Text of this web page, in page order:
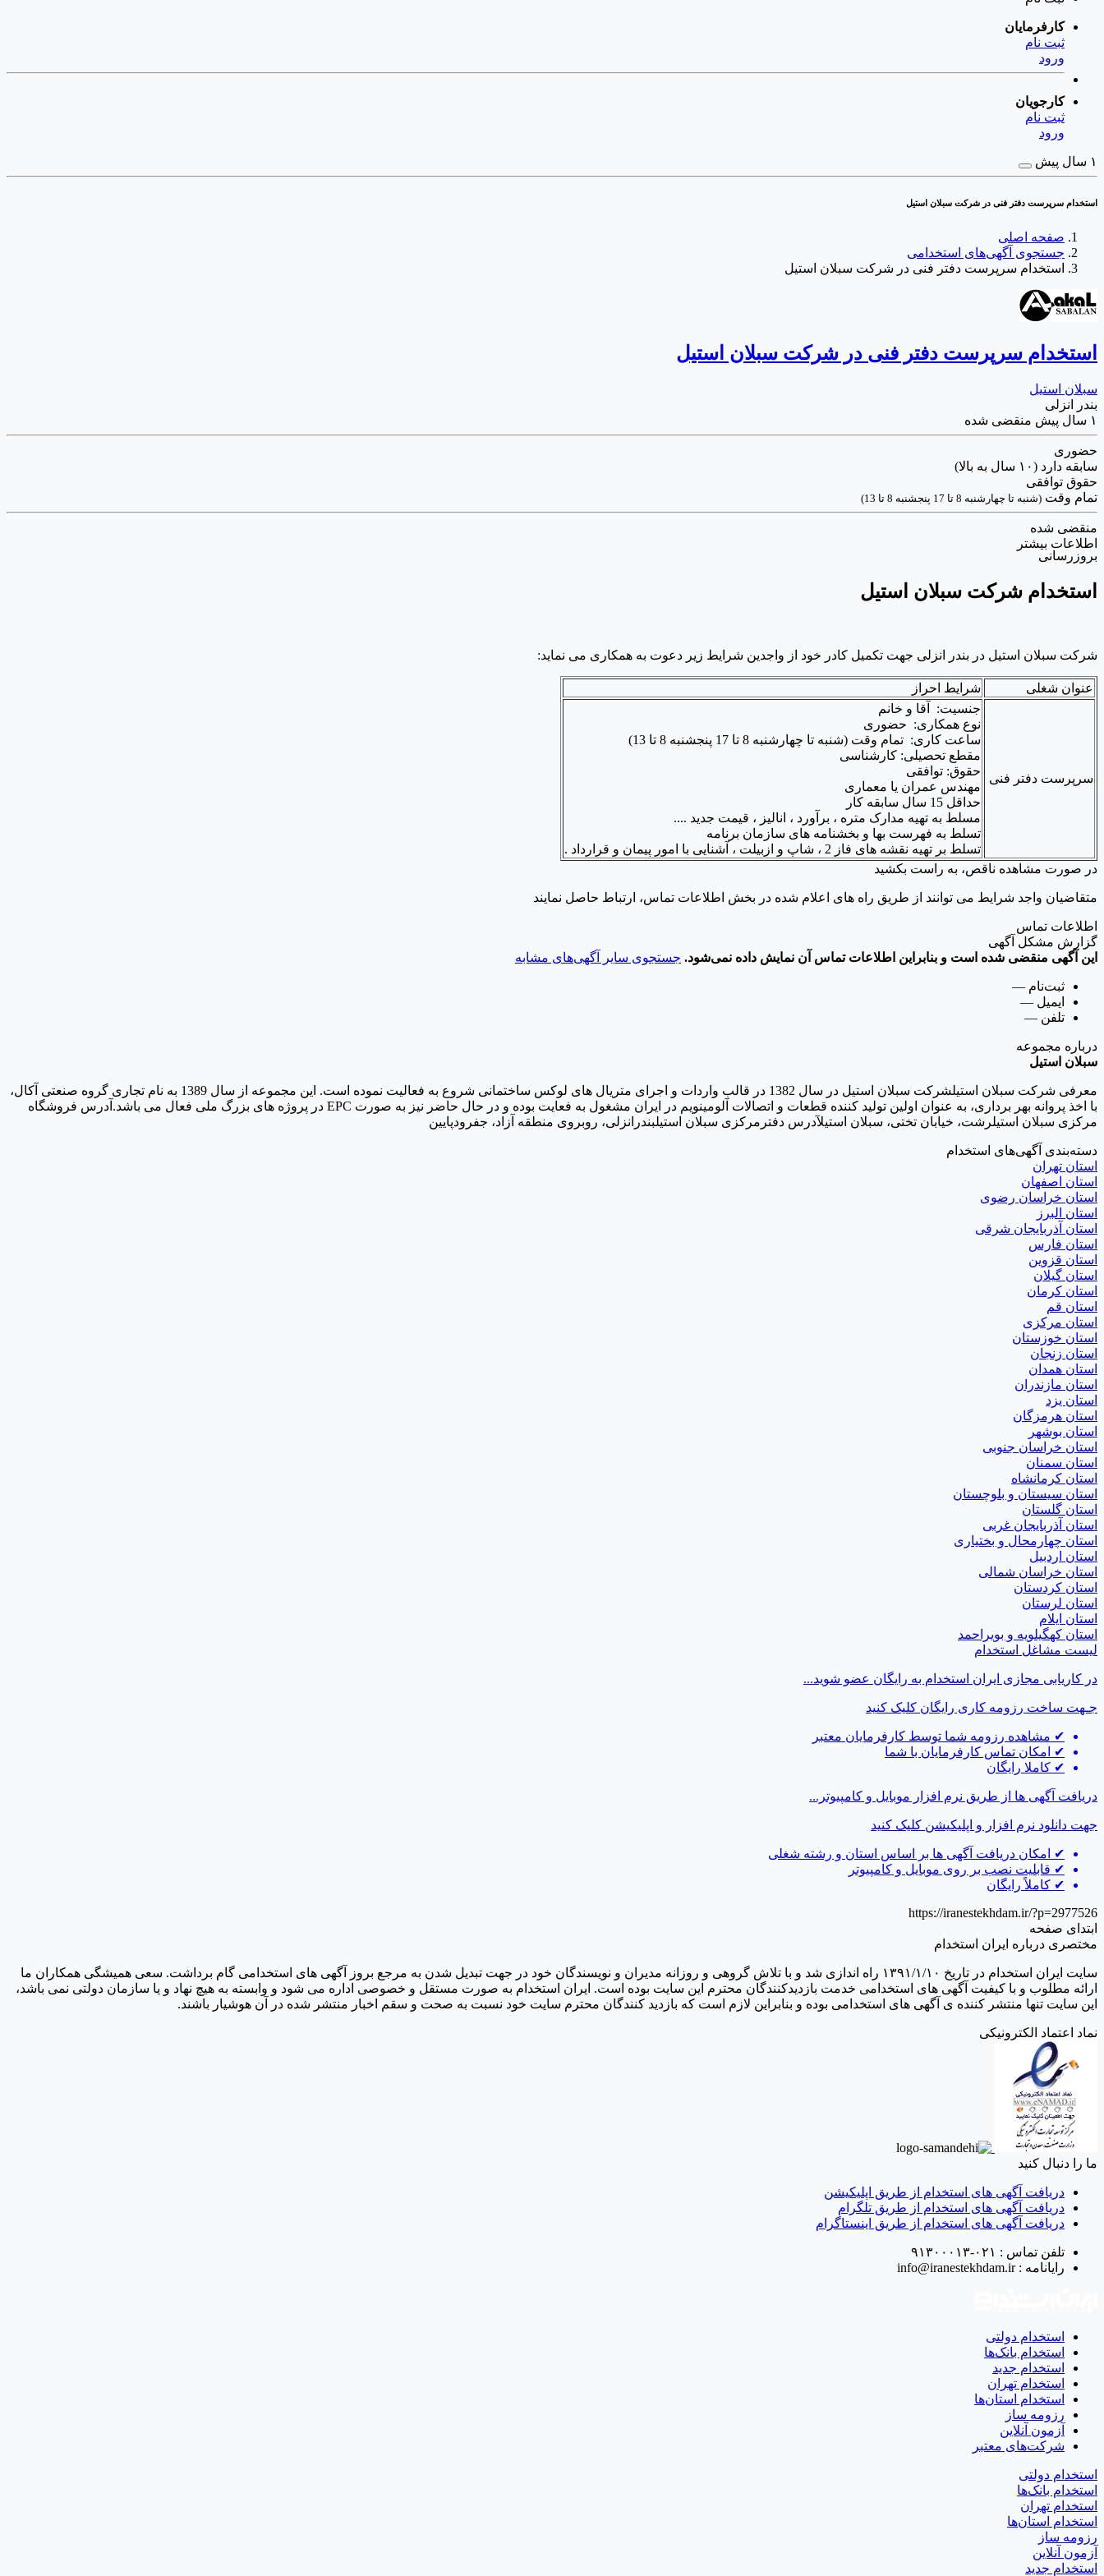
کارفرمایان
ثبت نام
ورود
کارجویان
ثبت نام
ورود
۱ سال پیش
استخدام سرپرست دفتر فنی در شرکت سبلان استیل
صفحه اصلی
جستجوی آگهی‌های استخدامی
استخدام سرپرست دفتر فنی در شرکت سبلان استیل
استخدام سرپرست دفتر فنی در شرکت سبلان استیل
سبلان استیل
بندر انزلی
۱ سال پیش
منقضی شده
حضوری
سابقه دارد (۱۰ سال به بالا)
حقوق توافقی
تمام وقت (شنبه تا چهارشنبه 8 تا 17 پنجشنبه 8 تا 13)
منقضی شده
اطلاعات بیشتر
بروزرسانی
استخدام شرکت سبلان استیل
شرکت سبلان استیل در بندر انزلی جهت تکمیل کادر خود از واجدین شرایط زیر دعوت به همکاری می نماید:
عنوان شغلی شرایط احراز
سرپرست دفتر فنی
جنسیت: آقا و خانم
نوع همکاری: حضوری
ساعت کاری: تمام وقت (شنبه تا چهارشنبه 8 تا 17 پنجشنبه 8 تا 13)
مقطع تحصیلی: کارشناسی
حقوق: توافقی
مهندس عمران یا معماری
حداقل 15 سال سابقه کار
مسلط به تهیه مدارک متره ، برآورد ، انالیز ، قیمت جدید ....
تسلط به فهرست بها و بخشنامه های سازمان برنامه
تسلط بر تهیه نقشه های فاز 2 ، شاپ و ازبیلت ، آشنایی با امور پیمان و قرارداد .
در صورت مشاهده ناقص، به راست بکشید
متقاضیان واجد شرایط می توانند از طریق راه های اعلام شده در بخش اطلاعات تماس، ارتباط حاصل نمایند
اطلاعات تماس
گزارش مشکل آگهی
این آگهی منقضی شده است و بنابراین اطلاعات تماس آن نمایش داده نمی‌شود. جستجوی سایر آگهی‌های مشابه
ثبت‌نام —
ایمیل —
تلفن —
درباره مجموعه
سبلان استیل
معرفی شرکت سبلان استیلشرکت سبلان استیل در سال 1382 در قالب واردات و اجرای متریال های لوکس ساختمانی شروع به فعالیت نموده است. این مجموعه از سال 1389 به نام تجاری گروه صنعتی آکال،
با اخذ پروانه بهر برداری، به عنوان اولین تولید کننده قطعات و اتصالات آلومینویم در ایران مشغول به فعایت بوده و در حال حاضر نیز به صورت EPC در پروژه های بزرگ ملی فعال می باشد.آدرس فروشگاه
مرکزی سبلان استیلرشت، خیابان تختی، سبلان استیلآدرس دفترمرکزی سبلان استیلبندرانزلی، روبروی منطقه آزاد، جفرودپایین
دسته‌بندی آگهی‌های استخدام
استان تهران
استان اصفهان
استان خراسان رضوی
استان البرز
استان آذربایجان شرقی
استان فارس
استان قزوین
استان گیلان
استان کرمان
استان قم
استان مرکزی
استان خوزستان
استان زنجان
استان همدان
استان مازندران
استان یزد
استان هرمزگان
استان بوشهر
استان خراسان جنوبی
استان سمنان
استان کرمانشاه
استان سیستان و بلوچستان
استان گلستان
استان آذربایجان غربی
استان چهارمحال و بختیاری
استان اردبیل
استان خراسان شمالی
استان کردستان
استان لرستان
استان ایلام
استان کهگیلویه و بویراحمد
لیست مشاغل استخدام
در کاریابی مجازی ایران استخدام به رایگان عضو شوید...
جـهت ساخت رزومه کاری رایگان کلیک کنید
✔ مشاهده رزومه شما توسط کارفرمایان معتبر
✔
امکان تماس کارفرمایان با شما
✔ کاملا رایگان
دریافت آگهی ها از طریق نرم افزار موبایل و کامپیوتر...
جهت دانلود نرم افزار و اپلیکیشن کلیک کنید
✔
امکان دریافت آگهی ها بر اساس استان و رشته شغلی
✔ قابلیت نصب بر روی موبایل و کامپیوتر
✔ کاملاً رایگان
https://iranestekhdam.ir/?p=2977526
ابتدای صفحه
مختصری درباره ایران استخدام
سایت ایران استخدام در تاریخ ۱۳۹۱/۱/۱۰ راه اندازی شد و با تلاش گروهی و روزانه مدیران و نویسندگان خود در جهت تبدیل شدن به مرجع بروز آگهی های استخدامی گام برداشت. سعی همیشگی همکاران ما
ارائه مطلوب و با کیفیت آگهی های استخدامی خدمت بازدیدکنندگان محترم این سایت بوده است. ایران استخدام به صورت مستقل و خصوصی اداره می شود و وابسته به هیچ نهاد و یا سازمان دولتی نمی باشد،
این سایت تنها منتشر کننده ی آگهی های استخدامی بوده و بنابراین لازم است که بازدید کنندگان محترم سایت خود نسبت به صحت و سقم اخبار منتشر شده در آن هوشیار باشند.
نماد اعتماد الکترونیکی
ما را دنبال کنید
دریافت آگهی های استخدام از طریق اپلیکیشن
دریافت آگهی های استخدام از طریق تلگرام
دریافت آگهی های استخدام از طریق اینستاگرام
تلفن تماس : ۰۲۱-۹۱۳۰۰۰۱۳
رایانامه :info@iranestekhdam.ir
استخدام دولتی
استخدام بانک‌ها
استخدام جدید
استخدام تهران
استخدام استان‌ها
رزومه ساز
آزمون آنلاین
شرکت‌های معتبر
استخدام دولتی
استخدام بانک‌ها
استخدام تهران
استخدام استان‌ها
رزومه ساز
آزمون آنلاین
استخدام جدید